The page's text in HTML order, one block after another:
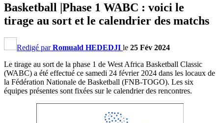
Basketball |Phase 1 WABC : voici le
tirage au sort et le calendrier des matchs
Redigé parRomuald HEDEDJI le 25 Fév 2024
Le tirage au sort de la phase 1 de West Africa Basketball Classic
(WABC) a été effectué ce samedi 24 février 2024 dans les locaux de
la Fédération Nationale de Basketball (FNB-TOGO). Les six
équipes présentes sont fixées sur le calendrier des rencontres.